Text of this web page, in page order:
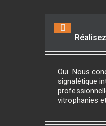
Oui. Nous
signalétique
vitrophanies